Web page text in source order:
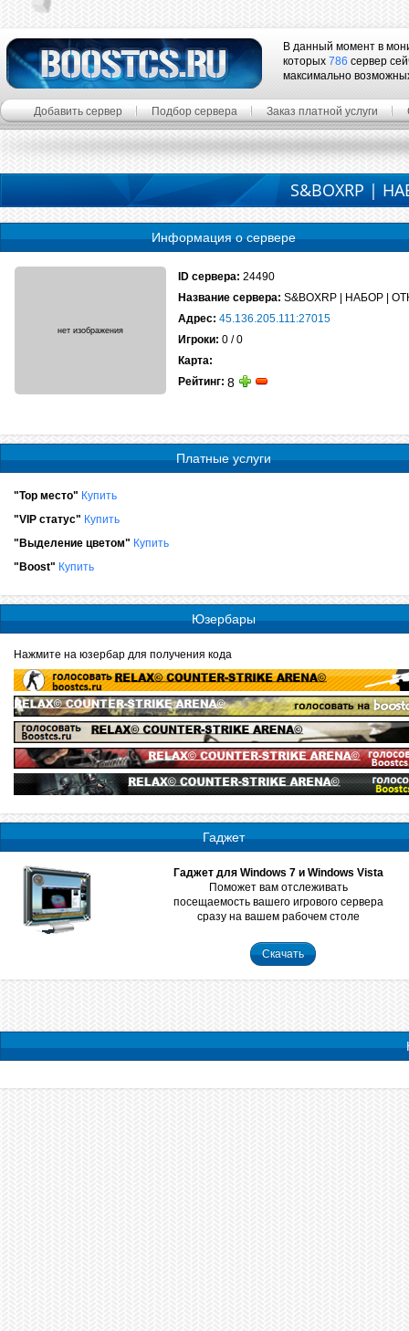
В данный момент в
которых 786 сервер
максимально
Добавить сервер Подбор сервера Заказ платной услуги
S&BOXRP |
Информация о сервере
ID сервера: 24490
Название сервера: S&BOXRP | НАБОР |
Адрес: 45.136.205.111:27015
Игроки: 0 / 0
Карта:
Рейтинг: 8
Платные услуги
"Top место" Купить
"VIP статус" Купить
"Выделение цветом" Купить
"Boost" Купить
Юзербары
Нажмите на юзербар для получения кода
Гаджет
Гаджет для Windows 7 и Windows Vista
Поможет вам отслеживать
посещаемость вашего игрового сервера
сразу на вашем рабочем столе
Скачать